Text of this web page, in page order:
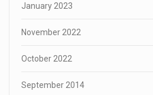
January 2023
November 2022
October 2022
September 2014